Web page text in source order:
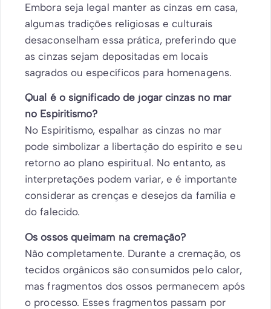
Embora seja legal manter as cinzas em casa,
algumas tradições religiosas e culturais
desaconselham essa prática, preferindo que
as cinzas sejam depositadas em locais
sagrados ou específicos para homenagens.
Qual é o significado de jogar cinzas no mar
no Espiritismo?
No Espiritismo, espalhar as cinzas no mar
pode simbolizar a libertação do espírito e seu
retorno ao plano espiritual. No entanto, as
interpretações podem variar, e é importante
considerar as crenças e desejos da família e
do falecido.
Os ossos queimam na cremação?
Não completamente. Durante a cremação, os
tecidos orgânicos são consumidos pelo calor,
mas fragmentos dos ossos permanecem após
o processo. Esses fragmentos passam por